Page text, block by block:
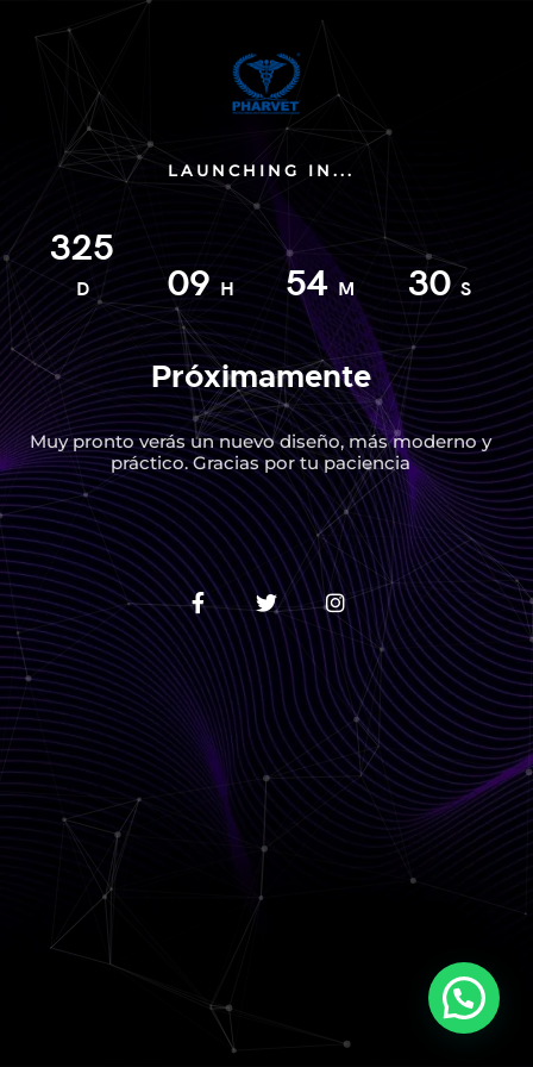
LAUNCHING IN...
325
D 09H 54 M 30 S
Próximamente
Muy pronto verás un nuevo diseño, más moderno y
práctico. Gracias por tu paciencia